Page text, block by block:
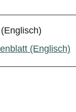
(Englisch)